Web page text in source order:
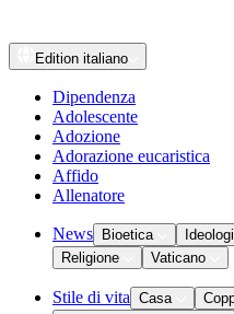
Edition italiano
Dipendenza
Adolescente
Adozione
Adorazione eucaristica
Affido
Allenatore
News Bioetica
Religione
Vaticano
Stile di vita Casa